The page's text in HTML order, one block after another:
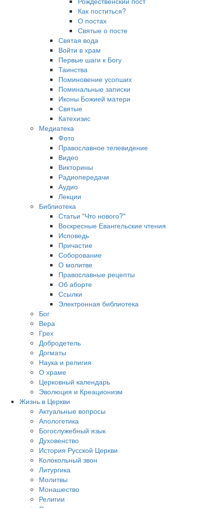
Как поститься?
О постах
Святые о посте
Святая вода
Войти в храм
Первые шаги к Богу
Таинства
Поминовение усопших
Поминальные записки
Иконы Божией матери
Святые
Катехизис
Медиатека
Фото
Православное телевидение
Видео
Викторины
Радиопередачи
Аудио
Лекции
Библиотека
Статьи "Что нового?"
Воскресные Евангельские чтения
Исповедь
Причастие
Соборование
О молитве
Православные рецепты
Об аборте
Ссылки
Электронная библиотека
Бог
Вера
Грех
Добродетель
Догматы
Наука и религия
О храме
Церковный календарь
Эволюция и Креационизм
Жизнь в Церкви
Актуальные вопросы
Апологетика
Богослужебный язык
Духовенство
История Русской Церкви
Колокольный звон
Литургика
Молитвы
Монашество
Религии